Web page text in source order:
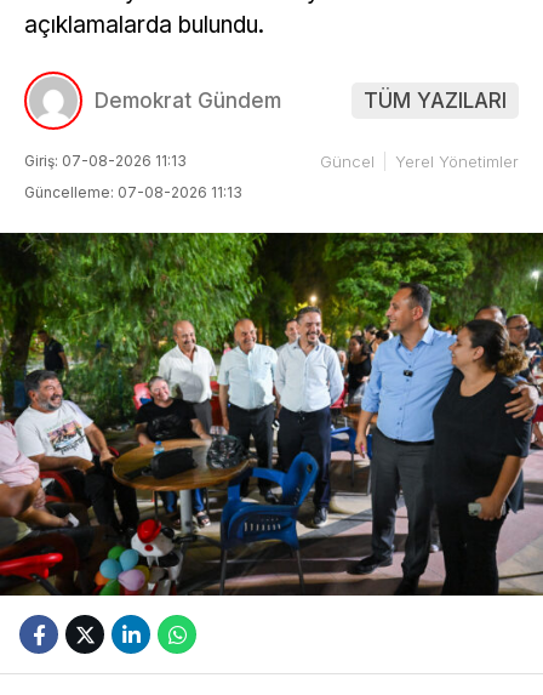
açıklamalarda bulundu.
Demokrat Gündem TÜM YAZILARI
Giriş: 07-08-2026 11:13
Güncelleme: 07-08-2026 11:13
Güncel Yerel Yönetimler